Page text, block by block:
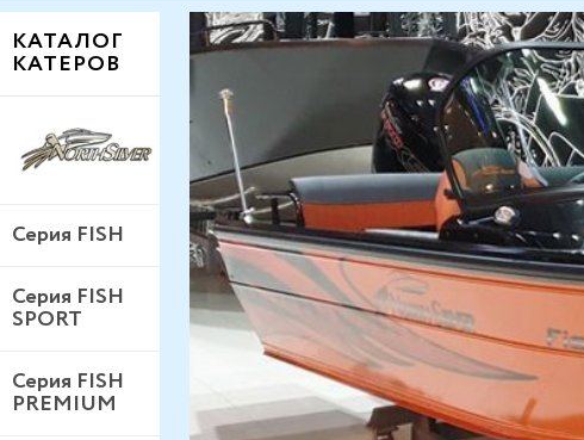
КАТАЛОГ
КАТЕРОВ
Серия FISH
Серия FISH
SPORT
Серия FISH
PREMIUM